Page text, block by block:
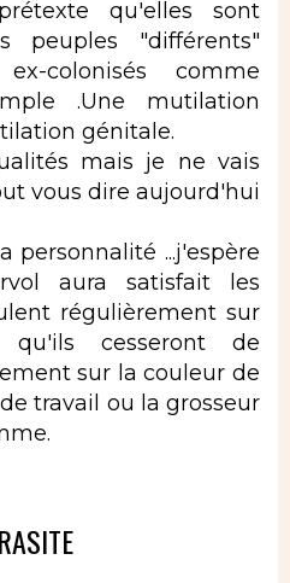
qu'elles sont
peuples "différents"
colonisés comme
.Une mutilation
génitale.
mais je ne vais
vous dire aujourd'hui
personnalité ...j'espère
aura satisfait les
régulièrement sur
cesseront de
sur la couleur de
travail ou la grosseur